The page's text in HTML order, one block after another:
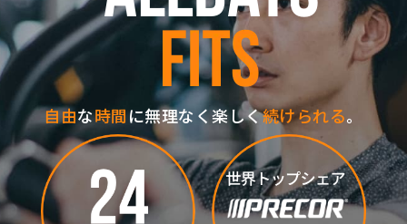
自由な時間に無理なく楽しく続けられる。